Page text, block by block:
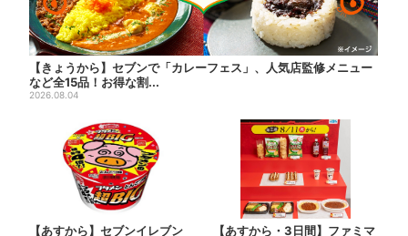
【きょうから】セブンで「カレーフェス」、人気店監修メニュー
など全15品！お得な割...
2026.08.04
【あすから】セブンイレブン
【あすから・3日間】ファミマ